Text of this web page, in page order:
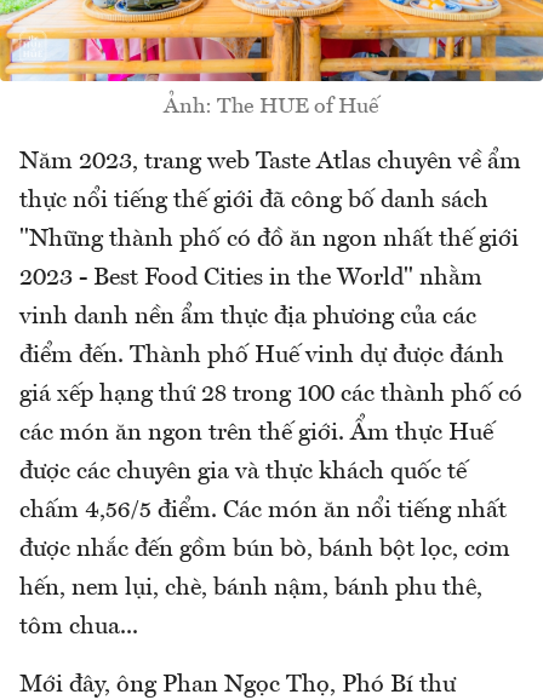
Ảnh: The HUE of Huế
Năm 2023, trang web Taste Atlas chuyên về ẩm
thực nổi tiếng thế giới đã công bố danh sách
"Những thành phố có đồ ăn ngon nhất thế giới
2023 - Best Food Cities in the World" nhằm
vinh danh nền ẩm thực địa phương của các
điểm đến. Thành phố Huế vinh dự được đánh
giá xếp hạng thứ 28 trong 100 các thành phố có
các món ăn ngon trên thế giới. Ẩm thực Huế
được các chuyên gia và thực khách quốc tế
chấm 4,56/5 điểm. Các món ăn nổi tiếng nhất
được nhắc đến gồm bún bò, bánh bột lọc, cơm
hến, nem lụi, chè, bánh nậm, bánh phu thê,
tôm chua...
Mới đây, ông Phan Ngọc Thọ, Phó Bí thư